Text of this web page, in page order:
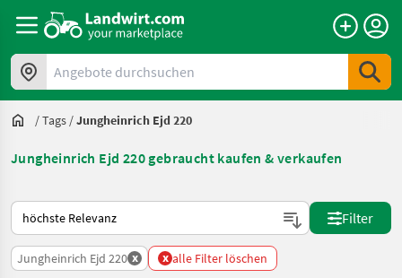
Angebote durchsuchen
/Tags /Jungheinrich Ejd 220
Jungheinrich Ejd 220 gebraucht kaufen & verkaufen
So wird auf Landwirt.com sortiert
Filter
Jungheinrich Ejd 220 x x alle Filter löschen